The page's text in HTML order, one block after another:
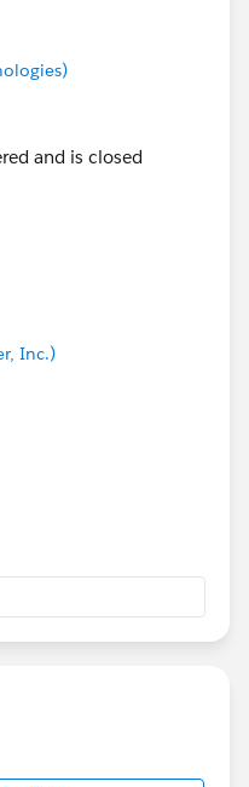
and is closed
Inc.)